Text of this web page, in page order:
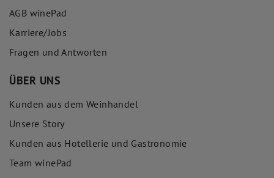
AGB winePad
Karriere/Jobs
Fragen und Antworten
ÜBER UNS
Kunden aus dem Weinhandel
Unsere Story
Kunden aus Hotellerie und Gastronomie
Team winePad